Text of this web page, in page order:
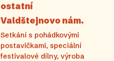
ostatní
Valdštejnovo nám.
Setkání s pohádkovými
postavičkami, speciální
festivalové dílny, výroba